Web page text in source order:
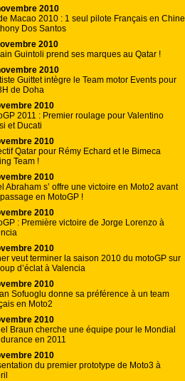
2010
Macao 2010 : 1 seul pilote Français en Chine
Dos Santos
2010
Guintoli prend ses marques au Qatar !
2010
Guittet intègre le Team motor Events pour
de Doha
2010
2011 : Premier roulage pour Valentino
et Ducati
2010
Qatar pour Rémy Echard et le Bimeca
Team !
2010
Abraham s’ offre une victoire en Moto2 avant
en MotoGP !
2010
: Première victoire de Jorge Lorenzo à
2010
veut terminer la saison 2010 du motoGP sur
d’éclat à Valencia
2010
Sofuoglu donne sa préférence à un team
en Moto2
2010
Braun cherche une équipe pour le Mondial
en 2011
2010
du premier prototype de Moto3 à